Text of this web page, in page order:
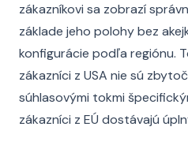
zákazníkovi sa zobrazí
základe jeho polohy bez
konfigurácie podľa regiónu.
zákazníci z USA nie sú
súhlasovými tokmi
zákazníci z EÚ dostávajú